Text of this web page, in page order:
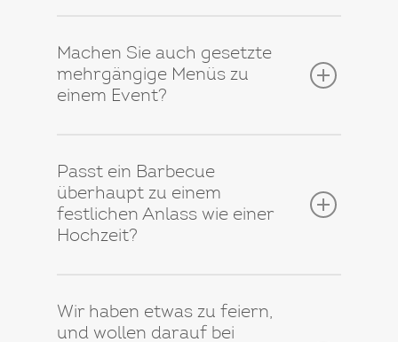
Machen Sie auch gesetzte
mehrgängige Menüs zu
einem Event?
Passt ein Barbecue
überhaupt zu einem
festlichen Anlass wie einer
Hochzeit?
Wir haben etwas zu feiern,
und wollen darauf bei